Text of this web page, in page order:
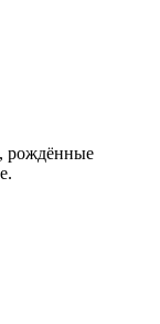
рождённые